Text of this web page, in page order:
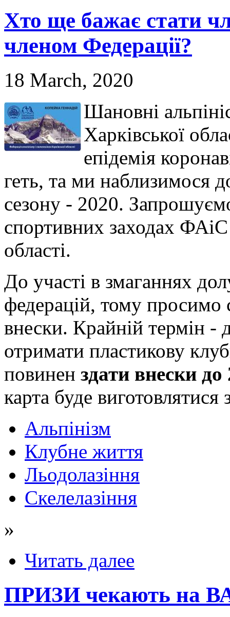
Хто ще бажає стати
членом Федерації?
18 March, 2020
Шановні
Харківської
епідемія
геть, та ми наблизимося
сезону - 2020.
спортивних заходах
області.
До участі в змаганнях
федерацій, тому просимо
внески. Крайній термін -
отримати пластикову
повинен здати внески до
карта буде виготовлятися
Альпінізм
Клубне життя
Льодолазіння
Скелелазіння
»
Читать далее
ПРИЗИ чекають на